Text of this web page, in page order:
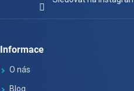
Informace
O nás
Blog